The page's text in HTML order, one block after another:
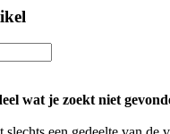
wat je zoekt niet